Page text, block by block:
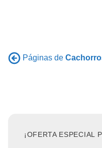
Páginas de
¡OFERTA ESPECIAL